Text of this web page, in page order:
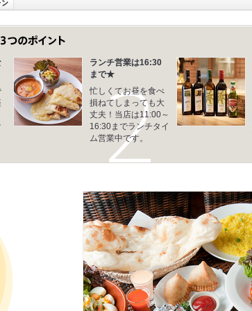
ランチ営業は16:30
まで★
忙しくてお昼を食べ
損ねてしまっても大
丈夫！当店は11:00～
16:30までランチタイ
ム営業中です。